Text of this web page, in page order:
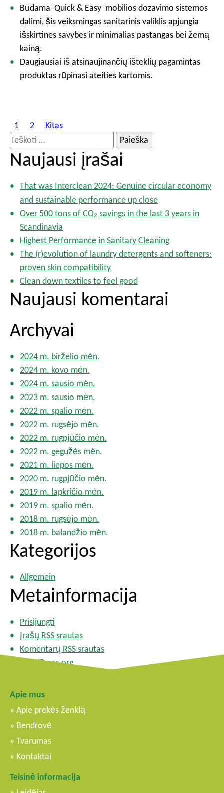
Būdama Quick & Easy mobilios dozavimo sistemos
dalimi, šis veiksmingas sanitarinis valiklis apjungia
išskirtines savybes ir minimalias pastangas bei žemą
kainą.
Daugiausiai iš atsinaujinančių išteklių pagamintas
produktas rūpinasi ateities kartomis.
r
a
š
p
s
l
p
i
v
i
m
s
1 2
Kitas
e
šNaujausi įrašai
That was Interclean 2024: Genuine circular economy
and sustainable performance up close
Over 500 tons of CO₂ savings in the last 3 years in
Scandinavia
Highest Performance in Sanitary Cleaning
The (r)evolution of laundry detergents and softeners:
proven skin compatibility
Clean down textiles to feel good
Naujausi komentarai
Archyvai
2024 m. birželio mėn.
2024 m. kovo mėn.
2024 m. sausio mėn.
2023 m. sausio mėn.
2022 m. spalio mėn.
2022 m. rugsėjo mėn.
2022 m. rugpjūčio mėn.
2022 m. gegužės mėn.
2021 m. liepos mėn.
2020 m. rugpjūčio mėn.
2019 m. lapkričio mėn.
2019 m. spalio mėn.
2018 m. rugsėjo mėn.
2018 m. balandžio mėn.
Kategorijos
Allgemein
Metainformacija
Prisijungti
Įrašų RSS srautas
Komentarų RSS srautas
WordPress.org
Apie mus
Apie prekės ženklą
Bendrovė
Tvarumas
Kontaktai
Teisinė informacija